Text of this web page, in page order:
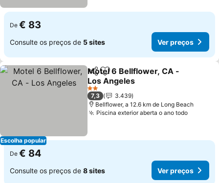
De € 83
Consulte os preços de 5 sites Ver preços
Escolha popular
PartilharAdicionar aos favoritos
Motel 6 Bellflower, CA -
Los Angeles
Ver preços
2 Estrelas
7,3
3.439
Bellflower, a 12.6 km de Long Beach
Piscina exterior aberta o ano todoVer
De € 84
Consulte os preços de 8 sites Ver preços